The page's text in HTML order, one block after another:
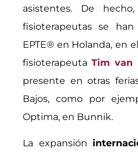
asistentes. De
fisioterapeutas se
EPTE® en Holanda, en
fisioterapeuta Tim van
presente en otras
Bajos, como por
Optima, en Bunnik.
La expansión